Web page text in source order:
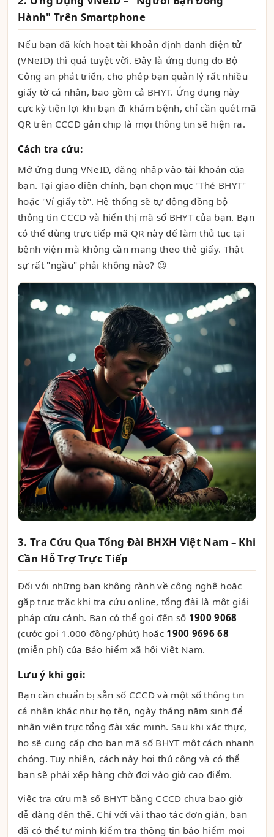
Hành" Trên Smartphone
Nếu bạn đã kích hoạt tài khoản định danh điện tử
(VNeID) thì quá tuyệt vời. Đây là ứng dụng do Bộ
Công an phát triển, cho phép bạn quản lý rất nhiều
giấy tờ cá nhân, bao gồm cả BHYT. Ứng dụng này
cực kỳ tiện lợi khi bạn đi khám bệnh, chỉ cần quét mã
QR trên CCCD gắn chip là mọi thông tin sẽ hiện ra.
Cách tra cứu:
Mở ứng dụng VNeID, đăng nhập vào tài khoản của
bạn. Tại giao diện chính, bạn chọn mục "Thẻ BHYT"
hoặc "Ví giấy tờ". Hệ thống sẽ tự động đồng bộ
thông tin CCCD và hiển thị mã số BHYT của bạn. Bạn
có thể dùng trực tiếp mã QR này để làm thủ tục tại
bệnh viện mà không cần mang theo thẻ giấy. Thật
sự rất "ngầu" phải không nào? 😉
3. Tra Cứu Qua Tổng Đài BHXH Việt Nam – Khi
Cần Hỗ Trợ Trực Tiếp
Đối với những bạn không rành về công nghệ hoặc
gặp trục trặc khi tra cứu online, tổng đài là một giải
pháp cứu cánh. Bạn có thể gọi đến số 1900 9068
(cước gọi 1.000 đồng/phút) hoặc 1900 9696 68
(miễn phí) của Bảo hiểm xã hội Việt Nam.
Lưu ý khi gọi:
Bạn cần chuẩn bị sẵn số CCCD và một số thông tin
cá nhân khác như họ tên, ngày tháng năm sinh để
nhân viên trực tổng đài xác minh. Sau khi xác thực,
họ sẽ cung cấp cho bạn mã số BHYT một cách nhanh
chóng. Tuy nhiên, cách này hơi thủ công và có thể
bạn sẽ phải xếp hàng chờ đợi vào giờ cao điểm.
Việc tra cứu mã số BHYT bằng CCCD chưa bao giờ
dễ dàng đến thế. Chỉ với vài thao tác đơn giản, bạn
đã có thể tự mình kiểm tra thông tin bảo hiểm mọi